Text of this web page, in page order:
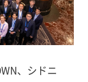
、シドニ